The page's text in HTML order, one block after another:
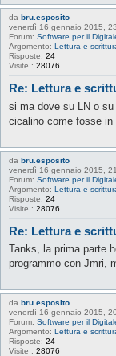
da bru.esposito
venerdì 16 gennaio 2015,
Forum: Software per il
Argomento: Lettura e
Risposte: 24
Visite : 28076
Re: Lettura e
si ma dove su LN o
cicalino come fosse in
da bru.esposito
venerdì 16 gennaio 2015,
Forum: Software per il
Argomento: Lettura e
Risposte: 24
Visite : 28076
Re: Lettura e
Tanks, la prima parte
programmo con Jmri,
da bru.esposito
venerdì 16 gennaio 2015,
Forum: Software per il
Argomento: Lettura e
Risposte: 24
Visite : 28076